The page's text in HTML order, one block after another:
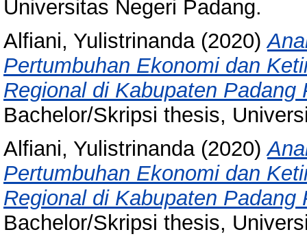
Universitas Negeri Padang.
Alfiani, Yulistrinanda(2020)
Pertumbuhan Ekonomi dan
Regional di Kabupaten Padang
Bachelor/Skripsi thesis,
Alfiani, Yulistrinanda(2020)
Pertumbuhan Ekonomi dan
Regional di Kabupaten Padang
Bachelor/Skripsi thesis,